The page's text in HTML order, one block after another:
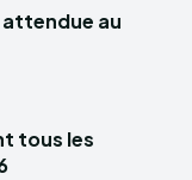
au
tous les